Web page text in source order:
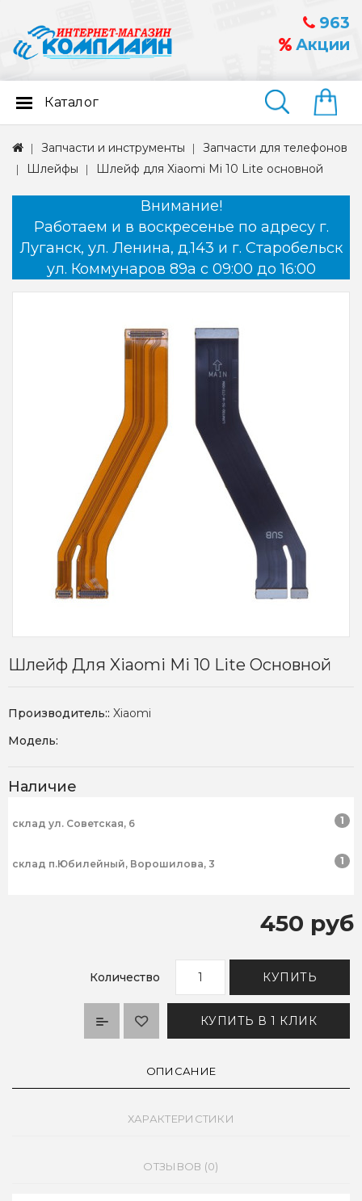
963
Акции
Найти
Каталог
Запчасти и инструменты
Запчасти для телефонов
Шлейфы
Шлейф для Xiaomi Mi 10 Lite основной
Внимание!
Работаем и в воскресенье по адресу г.
Луганск, ул. Ленина, д.143 и г. Старобельск
ул. Коммунаров 89а с 09:00 до 16:00
Шлейф Для Xiaomi Mi 10 Lite Основной
Производитель:: Xiaomi
Модель:
Наличие
склад ул. Советская, 6 1
склад п.Юбилейный, Ворошилова, 3 1
450 руб
Количество КУПИТЬ
КУПИТЬ В 1 КЛИК
ОПИСАНИЕ
ХАРАКТЕРИСТИКИ
ОТЗЫВОВ (0)